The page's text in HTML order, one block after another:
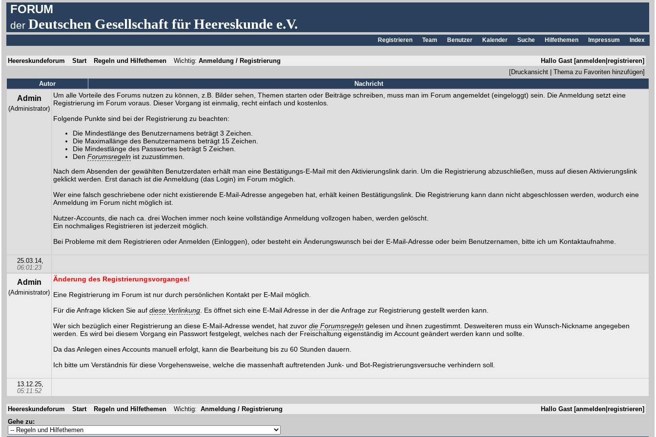
FORUM
derDeutschen Gesellschaft für Heereskunde e.V.
Index
Impressum
Hilfethemen
Suche
Kalender
Benutzer
Team
Registrieren
Hallo Gast [anmelden |registrieren]
Heereskundeforum Start Regeln und Hilfethemen Wichtig:Anmeldung / Registrierung
[Druckansicht| Thema zu Favoriten hinzufügen]
Autor
Nachricht
Admin
(Administrator)
Um alle Vorteile des Forums nutzen zu können, z.B. Bilder sehen, Themen starten oder Beiträge schreiben, muss man im Forum angemeldet (eingeloggt) sein. Die Anmeldung setzt eine
Registrierung im Forum voraus. Dieser Vorgang ist einmalig, recht einfach und kostenlos.
Folgende Punkte sind bei der Registrierung zu beachten:
Die Mindestlänge des Benutzernamens beträgt 3 Zeichen.
Die Maximallänge des Benutzernamens beträgt 15 Zeichen.
Die Mindestlänge des Passwortes beträgt 5 Zeichen.
DenForumsregeln ist zuzustimmen.
Nach dem Absenden der gewählten Benutzerdaten erhält man eine Bestätigungs-E-Mail mit den Aktivierungslink darin. Um die Registrierung abzuschließen, muss auf diesen Aktivierungslink
geklickt werden. Erst danach ist die Anmeldung (das Login) im Forum möglich.
Wer eine falsch geschriebene oder nicht existierende E-Mail-Adresse angegeben hat, erhält keinen Bestätigungslink. Die Registrierung kann dann nicht abgeschlossen werden, wodurch eine
Anmeldung im Forum nicht möglich ist.
Nutzer-Accounts, die nach ca. drei Wochen immer noch keine vollständige Anmeldung vollzogen haben, werden gelöscht.
Ein nochmaliges Registrieren ist jederzeit möglich.
Bei Probleme mit dem Registrieren oder Anmelden (Einloggen), oder besteht ein Änderungswunsch bei der E-Mail-Adresse oder beim Benutzernamen, bitte ich um Kontaktaufnahme.
25.03.14,
06:01:23
Admin
(Administrator)
Änderung des Registrierungsvorganges!
Eine Registrierung im Forum ist nur durch persönlichen Kontakt per E-Mail möglich.
Für die Anfrage klicken Sie aufdiese Verlinkung . Es öffnet sich eine E-Mail Adresse in der die Anfrage zur Registrierung gestellt werden kann.
Wer sich bezüglich einer Registrierung an diese E-Mail-Adresse wendet, hat zuvordie Forumsregeln gelesen und ihnen zugestimmt. Desweiteren muss ein Wunsch-Nickname angegeben
werden. Es wird bei diesem Vorgang ein Passwort festgelegt, welches nach der Freischaltung eigenständig im Account geändert werden kann und sollte.
Da das Anlegen eines Accounts manuell erfolgt, kann die Bearbeitung bis zu 60 Stunden dauern.
Ich bitte um Verständnis für diese Vorgehensweise, welche die massenhaft auftretenden Junk- und Bot-Registrierungsversuche verhindern soll.
13.12.25,
05:11:52
Hallo Gast [anmelden |registrieren]
Heereskundeforum Start Regeln und Hilfethemen Wichtig:
Anmeldung / Registrierung
Gehe zu: